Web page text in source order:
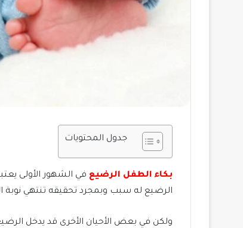
جدول المحتويات
بكاء الطفل الرضيع في الشهور الأولى
الرضيع له سبب وبمجرد تحقيقه تنتهي نوبة
ولكن في بعض الأحيان الأخرى قد يدخل